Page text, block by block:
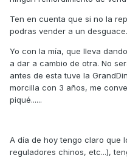
Ten en cuenta que si no la
podras vender a un
Yo con la mía, que lleva
a dar a cambio de otra. No
antes de esta tuve la
morcilla con 3 años, me
piqué......
A día de hoy tengo claro que
reguladores chinos, etc...),